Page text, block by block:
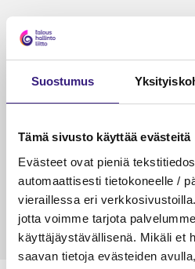
Suostumus
Tämä sivusto käyttää evästeitä
Evästeet ovat pieniä
automaattisesti tietokoneelle /
vieraillessa eri
jotta voimme tarjota
käyttäjäystävällisenä. Mikäli et
saavan tietoja evästeiden
Luetuimmat
VEROTUS
Kulu­veloitukset
verotuksessa –
veloitus ja läpi­laskutus
Petri Salomaa
15.5.2023 10 min